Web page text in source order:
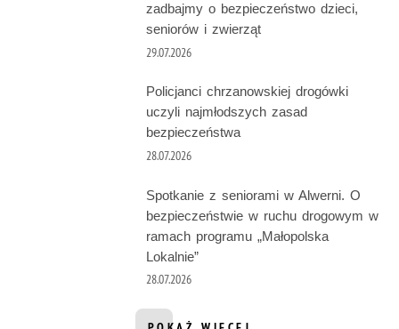
zadbajmy o bezpieczeństwo dzieci,
seniorów i zwierząt
29.07.2026
Policjanci chrzanowskiej drogówki
uczyli najmłodszych zasad
bezpieczeństwa
28.07.2026
Spotkanie z seniorami w Alwerni. O
bezpieczeństwie w ruchu drogowym w
ramach programu „Małopolska
Lokalnie”
28.07.2026